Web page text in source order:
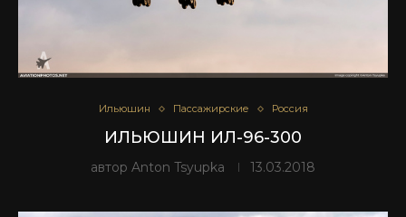
Ильюшин Пассажирские Россия
ИЛЬЮШИН ИЛ-96-300
автор Anton Tsyupka 13.03.2018